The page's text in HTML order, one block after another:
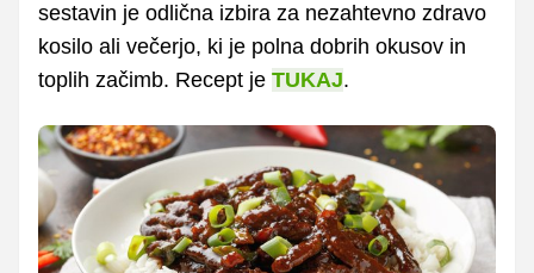
sestavin je odlična izbira za nezahtevno zdravo
kosilo ali večerjo, ki je polna dobrih okusov in
toplih začimb. Recept je TUKAJ.